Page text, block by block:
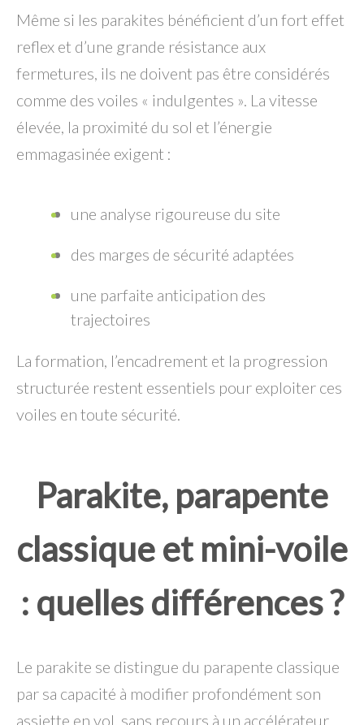
Même si les parakites bénéficient d’un fort effet
reflex et d’une grande résistance aux
fermetures, ils ne doivent pas être considérés
comme des voiles « indulgentes ». La vitesse
élevée, la proximité du sol et l’énergie
emmagasinée exigent :
une analyse rigoureuse du site
des marges de sécurité adaptées
une parfaite anticipation des
trajectoires
La formation, l’encadrement et la progression
structurée restent essentiels pour exploiter ces
voiles en toute sécurité.
Parakite, parapente
classique et mini-voile
: quelles différences ?
Le parakite se distingue du parapente classique
par sa capacité à modifier profondément son
assiette en vol, sans recours à un accélérateur